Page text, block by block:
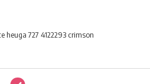
meerdere
Deze
heuga 727 4122293 crimson